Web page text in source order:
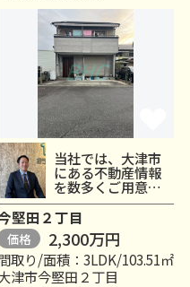
当社では、大津市
にある不動産情報
を数多くご用意し
ております。お引っ
越しをお考えの方
は、...
堅田２丁目
価格 2,300万円
取り/面積：3LDK/103.51㎡
津市今堅田２丁目